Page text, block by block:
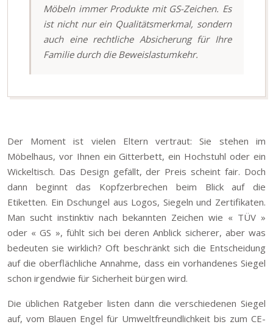
Möbeln immer Produkte mit GS-Zeichen. Es
ist nicht nur ein Qualitätsmerkmal, sondern
auch eine rechtliche Absicherung für Ihre
Familie durch die Beweislastumkehr.
Der Moment ist vielen Eltern vertraut: Sie stehen im
Möbelhaus, vor Ihnen ein Gitterbett, ein Hochstuhl oder ein
Wickeltisch. Das Design gefällt, der Preis scheint fair. Doch
dann beginnt das Kopfzerbrechen beim Blick auf die
Etiketten. Ein Dschungel aus Logos, Siegeln und Zertifikaten.
Man sucht instinktiv nach bekannten Zeichen wie « TÜV »
oder « GS », fühlt sich bei deren Anblick sicherer, aber was
bedeuten sie wirklich? Oft beschränkt sich die Entscheidung
auf die oberflächliche Annahme, dass ein vorhandenes Siegel
schon irgendwie für Sicherheit bürgen wird.
Die üblichen Ratgeber listen dann die verschiedenen Siegel
auf, vom Blauen Engel für Umweltfreundlichkeit bis zum CE-